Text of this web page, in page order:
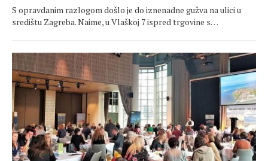
S opravdanim razlogom došlo je do iznenadne gužva na ulici u
središtu Zagreba. Naime, u Vlaškoj 7 ispred trgovine s…